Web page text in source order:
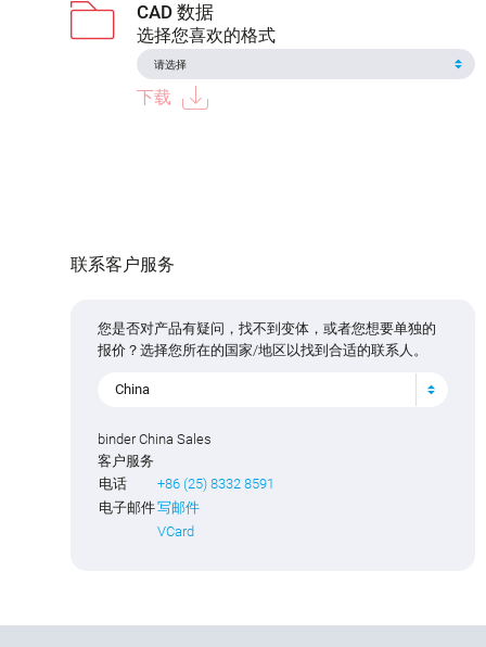
CAD 数据
选择您喜欢的格式
下载
联系客户服务
您是否对产品有疑问，找不到变体，或者您想要单独的
报价？选择您所在的国家/地区以找到合适的联系人。
China
binder China Sales
客户服务
电话
+86 (25) 8332 8591
电子邮件写邮件
VCard